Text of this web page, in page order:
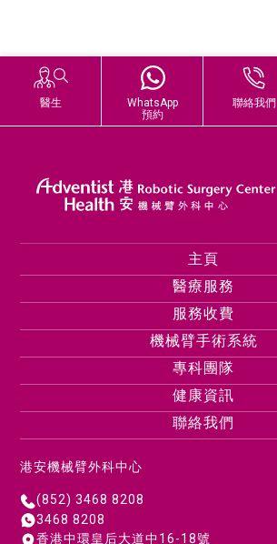
醫生
WhatsApp
預約
聯絡我們
主頁
醫療服務
服務收費
機械臂手術系統
專科團隊
健康資訊
聯絡我們
港安機械臂外科中心
(852) 3468 8208
3468 8208
香港中環皇后大道中16-18號